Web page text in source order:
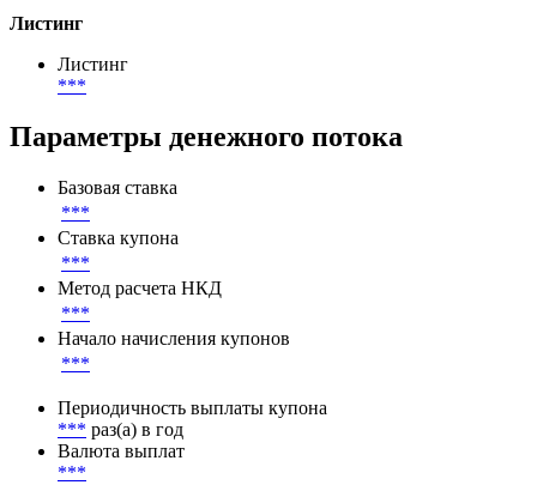
Листинг
Листинг
***
Параметры денежного потока
Базовая ставка
***
Ставка купона
***
Метод расчета НКД
***
Начало начисления купонов
***
Периодичность выплаты купона
*** раз(а) в год
Валюта выплат
***